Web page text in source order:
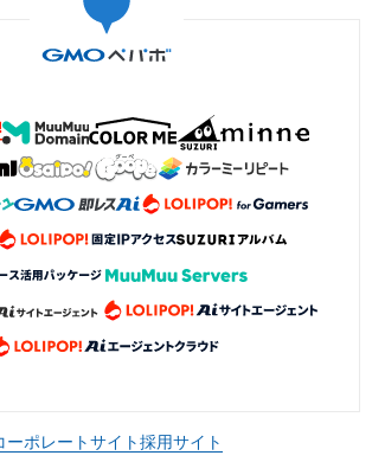
ーポレートサイト採用サイト